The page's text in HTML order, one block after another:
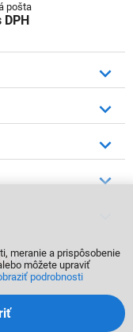
pošta
DPH
meranie a prispôsobenie
môžete upraviť
podrobnosti